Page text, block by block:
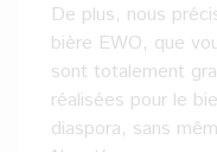
De plus, nous
bière EWO, que
sont totalement
réalisées pour le
diaspora, sans